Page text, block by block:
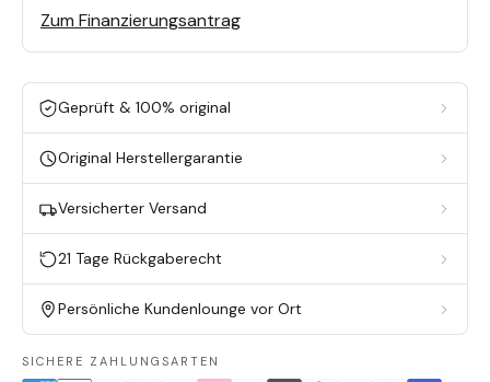
Zum Finanzierungsantrag
Geprüft & 100% original
Original Herstellergarantie
Versicherter Versand
21 Tage Rückgaberecht
Persönliche Kundenlounge vor Ort
SICHERE ZAHLUNGSARTEN